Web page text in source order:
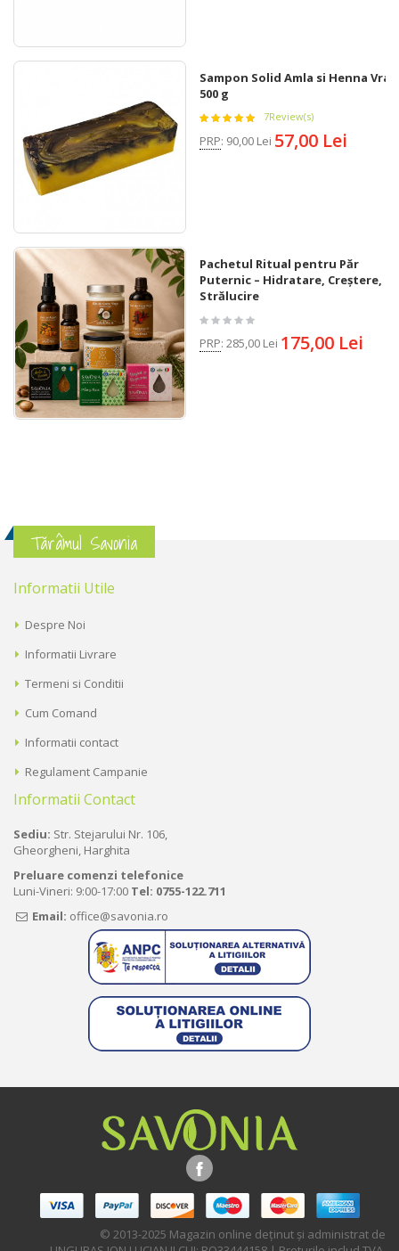
Sampon Solid Amla si Henna Vrac
500 g
7Review(s)
PRP: 90,00 Lei 57,00 Lei
Pachetul Ritual pentru Păr
Puternic – Hidratare, Creștere,
Strălucire
PRP: 285,00 Lei 175,00 Lei
Tărâmul Savonia
Informatii Utile
Despre Noi
Informatii Livrare
Termeni si Conditii
Cum Comand
Informatii contact
Regulament Campanie
Informatii Contact
Sediu: Str. Stejarului Nr. 106,
Gheorgheni, Harghita
Preluare comenzi telefonice
Luni-Vineri: 9:00-17:00 Tel: 0755-122.711
Email: office@savonia.ro
© 2013-2025 Magazin online deţinut şi administrat de